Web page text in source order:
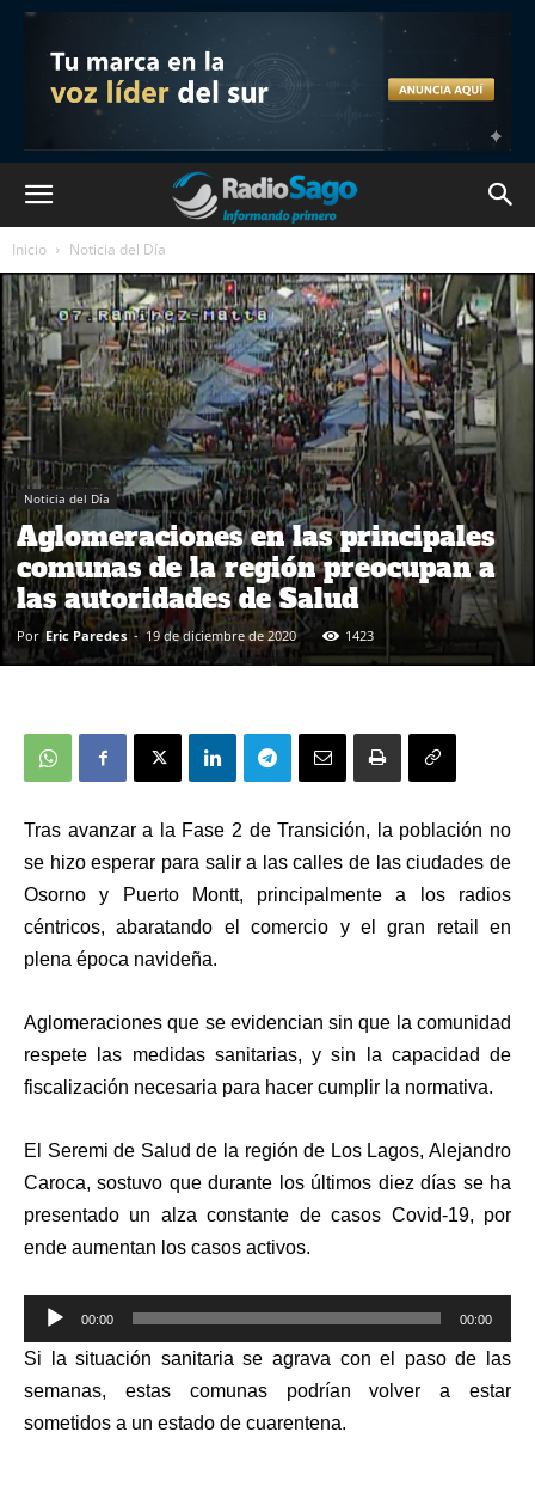
Inicio Noticia del Día
Noticia del Día
Aglomeraciones en las principales
comunas de la región preocupan a
las autoridades de Salud
Por Eric Paredes - 19 de diciembre de 2020 1423
Tras avanzar a la Fase 2 de Transición, la población no
se hizo esperar para salir a las calles de las ciudades de
Osorno y Puerto Montt, principalmente a los radios
céntricos, abaratando el comercio y el gran retail en
plena época navideña.
Aglomeraciones que se evidencian sin que la comunidad
respete las medidas sanitarias, y sin la capacidad de
fiscalización necesaria para hacer cumplir la normativa.
El Seremi de Salud de la región de Los Lagos, Alejandro
Caroca, sostuvo que durante los últimos diez días se ha
presentado un alza constante de casos Covid-19, por
ende aumentan los casos activos.
Reproductor
de
audio
00:00 00:00
Si la situación sanitaria se agrava con el paso de las
semanas, estas comunas podrían volver a estar
sometidos a un estado de cuarentena.